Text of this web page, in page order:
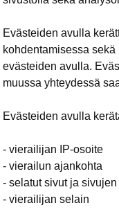
Evästeiden avulla
kohdentamisessa
evästeiden avulla.
muussa yhteydessä
Evästeiden avulla
- vierailijan IP-osoite
- vierailun ajankohta
- selatut sivut ja
- vierailijan selain